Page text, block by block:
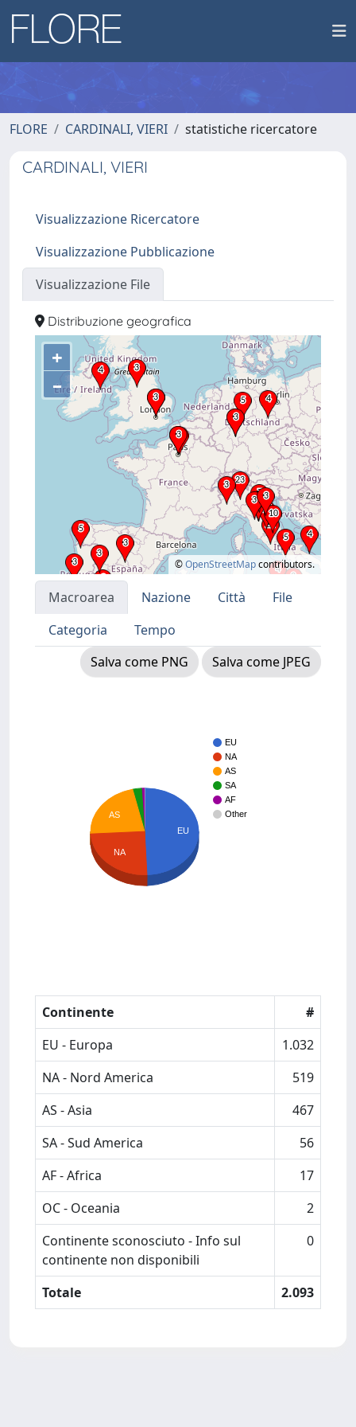
FLORE CARDINALI, VIERI statistiche ricercatore
CARDINALI, VIERI
Visualizzazione Ricercatore
Visualizzazione Pubblicazione
Visualizzazione File
Distribuzione geografica
+
–
©OpenStreetMapcontributors.
Macroarea Nazione Città
File
Categoria
Tempo
Salva come PNG
Salva come JPEG
EU
NA
AS
SA
AF
Other
EU
AS
NA
Continente
#
EU - Europa
1.032
NA - Nord America
519
AS - Asia
467
SA - Sud America
56
AF - Africa
17
OC - Oceania
2
Continente sconosciuto - Info sul
continente non disponibili
0
Totale 2.093